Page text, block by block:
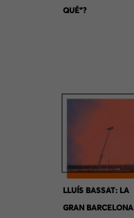
QUÉ”?
LLUÍS BASSAT: LA
GRAN BARCELONA